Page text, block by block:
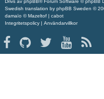
Drivs av phpBB® Forum Software © phpBB
Swedish translation by phpBB Sweden ©
damaïo ©Mazeltof | cabot
Integritetspolicy | Användarvillkor